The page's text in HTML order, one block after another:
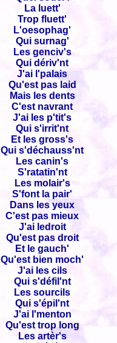
La luett'
Trop fluett'
L'oesophag'
Qui surnag'
Les genciv's
Qui dériv'nt
J'ai l'palais
Qu'est pas laid
Mais les dents
C'est navrant
J'ai les p'tit's
Qui s'irrit'nt
Et les gross's
Qui s'déchauss'nt
Les canin's
S'ratatin'nt
Les molair's
S'font la pair'
Dans les yeux
C'est pas mieux
J'ai ledroit
Qu'est pas droit
Et le gauch'
Qu'est bien moch'
J'ai les cils
Qui s'défil'nt
Les sourcils
Qui s'épil'nt
J'ai l'menton
Qu'est trop long
Les artèr's